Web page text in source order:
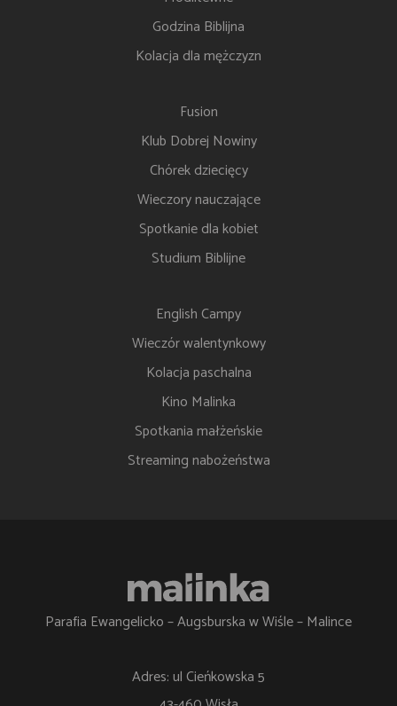
Godzina Biblijna
Kolacja dla mężczyzn
Fusion
Klub Dobrej Nowiny
Chórek dziecięcy
Wieczory nauczające
Spotkanie dla kobiet
Studium Biblijne
English Campy
Wieczór walentynkowy
Kolacja paschalna
Kino Malinka
Spotkania małżeńskie
Streaming nabożeństwa
Parafia Ewangelicko – Augsburska w Wiśle – Malince
Adres: ul Cieńkowska 5